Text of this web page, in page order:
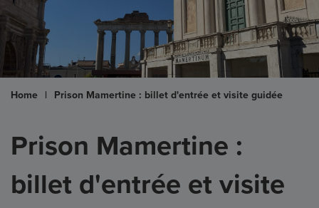
Home | Prison Mamertine : billet d'entrée et visite guidée
Prison Mamertine :
billet d'entrée et visite